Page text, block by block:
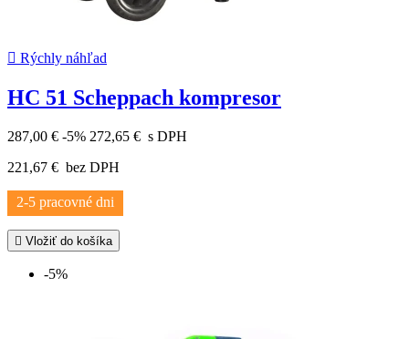
 Rýchly náhľad
HC 51 Scheppach kompresor
287,00 € -5% 272,65 € s DPH
221,67 € bez DPH
2-5 pracovné dni
 Vložiť do košíka
-5%